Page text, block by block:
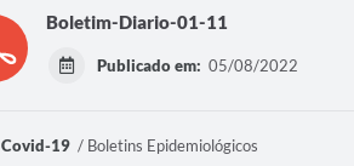
Boletim-Diario-01-11
Publicado em: 05/08/2022
Covid-19 Boletins Epidemiológicos